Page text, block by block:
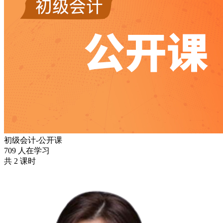
初级会计-公开课
709 人在学习
共 2 课时